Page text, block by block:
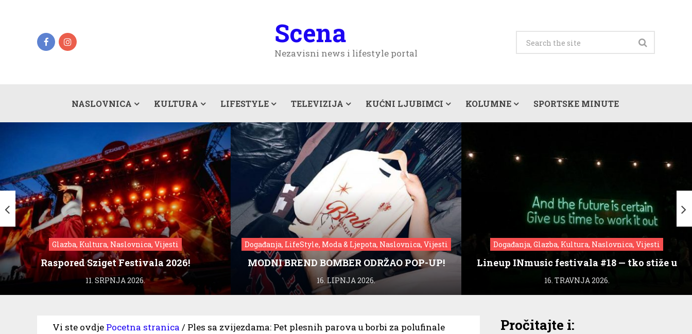
Scena
Nezavisni news i lifestyle portal
NASLOVNICA KULTURA LIFESTYLE TELEVIZIJA KUĆNI LJUBIMCI KOLUMNE SPORTSKE MINUTE
Glazba, Kultura, Naslovnica, Vijesti
Raspored Sziget Festivala 2026!
11. SRPNJA 2026.
Događanja, LifeStyle, Moda & Ljepota, Naslovnica, Vijesti
MODNI BREND BOMBER ODRŽAO POP-UP!
16. LIPNJA 2026.
Događanja, Glazba, Kultura, Naslovnica, Vijesti
Lineup INmusic festivala #18 — tko stiže u
Zagreb?
16. TRAVNJA 2026.
Vi ste ovdje Pocetna stranica / Ples sa zvijezdama: Pet plesnih parova u borbi za polufinale Pročitajte i: